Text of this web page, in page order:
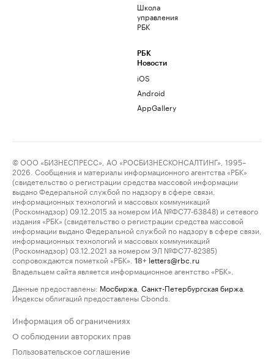
Школа
управления
РБК
РБК
Новости
iOS
Android
AppGallery
© ООО «БИЗНЕСПРЕСС», АО «РОСБИЗНЕСКОНСАЛТИНГ», 1995–
2026. Сообщения и материалы информационного агентства «РБК»
(свидетельство о регистрации средства массовой информации
выдано Федеральной службой по надзору в сфере связи,
информационных технологий и массовых коммуникаций
(Роскомнадзор) 09.12.2015 за номером ИА №ФС77-63848) и сетевого
издания «РБК» (свидетельство о регистрации средства массовой
информации выдано Федеральной службой по надзору в сфере связи,
информационных технологий и массовых коммуникаций
(Роскомнадзор) 03.12.2021 за номером ЭЛ №ФС77-82385)
сопровождаются пометкой «РБК».
18+ letters@rbc.ru
Владельцем сайта является информационное агентство «РБК».
Данные предоставлены: Мосбиржа Санкт-Петербургская биржа
Индексы облигаций предоставлены Cbonds.
Информация об ограничениях
О соблюдении авторских прав
Пользовательское соглашение